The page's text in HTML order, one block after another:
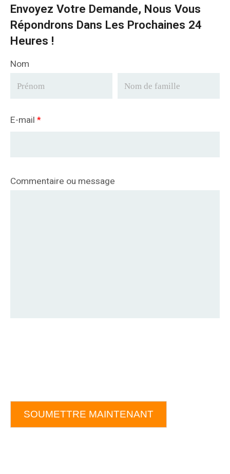
Envoyez Votre Demande, Nous Vous
Répondrons Dans Les Prochaines 24
Heures !
Nom
E-mail *
Commentaire ou message
SOUMETTRE MAINTENANT